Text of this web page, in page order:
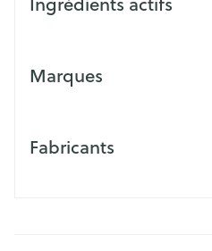
Marques
Fabricants